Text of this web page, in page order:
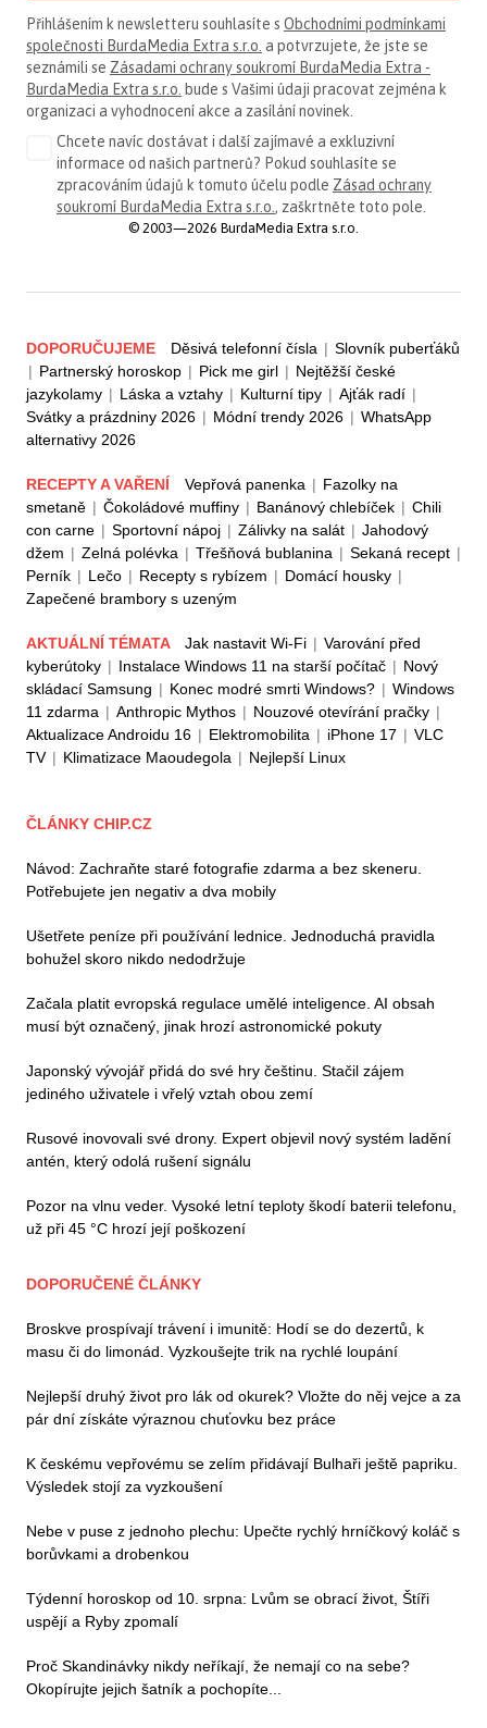
Přihlášením k newsletteru souhlasíte s Obchodními podmínkami
společnosti BurdaMedia Extra s.r.o. a potvrzujete, že jste se
seznámili se Zásadami ochrany soukromí BurdaMedia Extra -
BurdaMedia Extra s.r.o. bude s Vašimi údaji pracovat zejména k
organizaci a vyhodnocení akce a zasílání novinek.
Chcete navíc dostávat i další zajímavé a exkluzivní
informace od našich partnerů? Pokud souhlasíte se
zpracováním údajů k tomuto účelu podle Zásad ochrany
soukromí BurdaMedia Extra s.r.o. , zaškrtněte toto pole.
© 2003—2026 BurdaMedia Extra s.r.o.
DOPORUČUJEME Děsivá telefonní čísla | Slovník puberťáků
| Partnerský horoskop | Pick me girl | Nejtěžší české
jazykolamy | Láska a vztahy | Kulturní tipy | Ajťák radí |
Svátky a prázdniny 2026 | Módní trendy 2026 | WhatsApp
alternativy 2026
RECEPTY A VAŘENÍ Vepřová panenka | Fazolky na
smetaně | Čokoládové muffiny | Banánový chlebíček | Chili
con carne | Sportovní nápoj | Zálivky na salát | Jahodový
džem | Zelná polévka | Třešňová bublanina | Sekaná recept |
Perník | Lečo | Recepty s rybízem | Domácí housky |
Zapečené brambory s uzeným
AKTUÁLNÍ TÉMATA Jak nastavit Wi-Fi | Varování před
kyberútoky | Instalace Windows 11 na starší počítač | Nový
skládací Samsung | Konec modré smrti Windows? | Windows
11 zdarma | Anthropic Mythos | Nouzové otevírání pračky |
Aktualizace Androidu 16 | Elektromobilita | iPhone 17 | VLC
TV | Klimatizace Maoudegola | Nejlepší Linux
ČLÁNKY CHIP.CZ
Návod: Zachraňte staré fotografie zdarma a bez skeneru.
Potřebujete jen negativ a dva mobily
Ušetřete peníze při používání lednice. Jednoduchá pravidla
bohužel skoro nikdo nedodržuje
Začala platit evropská regulace umělé inteligence. AI obsah
musí být označený, jinak hrozí astronomické pokuty
Japonský vývojář přidá do své hry češtinu. Stačil zájem
jediného uživatele i vřelý vztah obou zemí
Rusové inovovali své drony. Expert objevil nový systém ladění
antén, který odolá rušení signálu
Pozor na vlnu veder. Vysoké letní teploty škodí baterii telefonu,
už při 45 °C hrozí její poškození
DOPORUČENÉ ČLÁNKY
Broskve prospívají trávení i imunitě: Hodí se do dezertů, k
masu či do limonád. Vyzkoušejte trik na rychlé loupání
Nejlepší druhý život pro lák od okurek? Vložte do něj vejce a za
pár dní získáte výraznou chuťovku bez práce
K českému vepřovému se zelím přidávají Bulhaři ještě papriku.
Výsledek stojí za vyzkoušení
Nebe v puse z jednoho plechu: Upečte rychlý hrníčkový koláč s
borůvkami a drobenkou
Týdenní horoskop od 10. srpna: Lvům se obrací život, Štíři
uspějí a Ryby zpomalí
Proč Skandinávky nikdy neříkají, že nemají co na sebe?
Okopírujte jejich šatník a pochopíte...